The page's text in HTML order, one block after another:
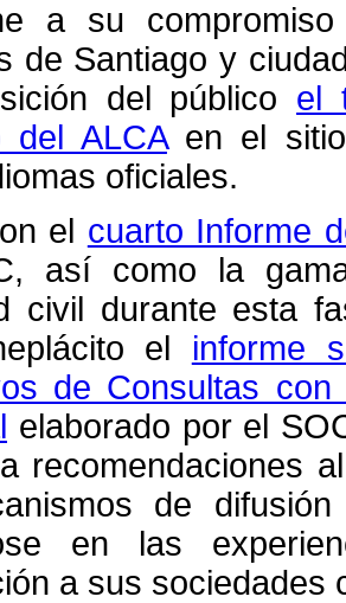
a su
de Santiago y
del público el
del ALCAen el sitio
oficiales.
el cuarto Informe
así como la
civil durante esta
el informe
de Consultas
elaborado por el
recomendaciones
de
en las
a sus sociedades